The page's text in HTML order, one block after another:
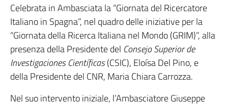
Celebrata in Ambasciata la “Giornata del Ricercatore
Italiano in Spagna”, nel quadro delle iniziative per la
“Giornata della Ricerca Italiana nel Mondo (GRIM)”, alla
presenza della Presidente del Consejo Superior de
Investigaciones Científicas(CSIC), Eloísa Del Pino, e
della Presidente del CNR, Maria Chiara Carrozza.
Nel suo intervento iniziale, l’Ambasciatore Giuseppe